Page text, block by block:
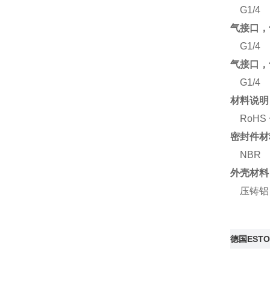
G1/4
气接口
G1/4
气接口
G1/4
材料说明
RoHS
密封件
NBR
外壳材料
压铸铝
德国